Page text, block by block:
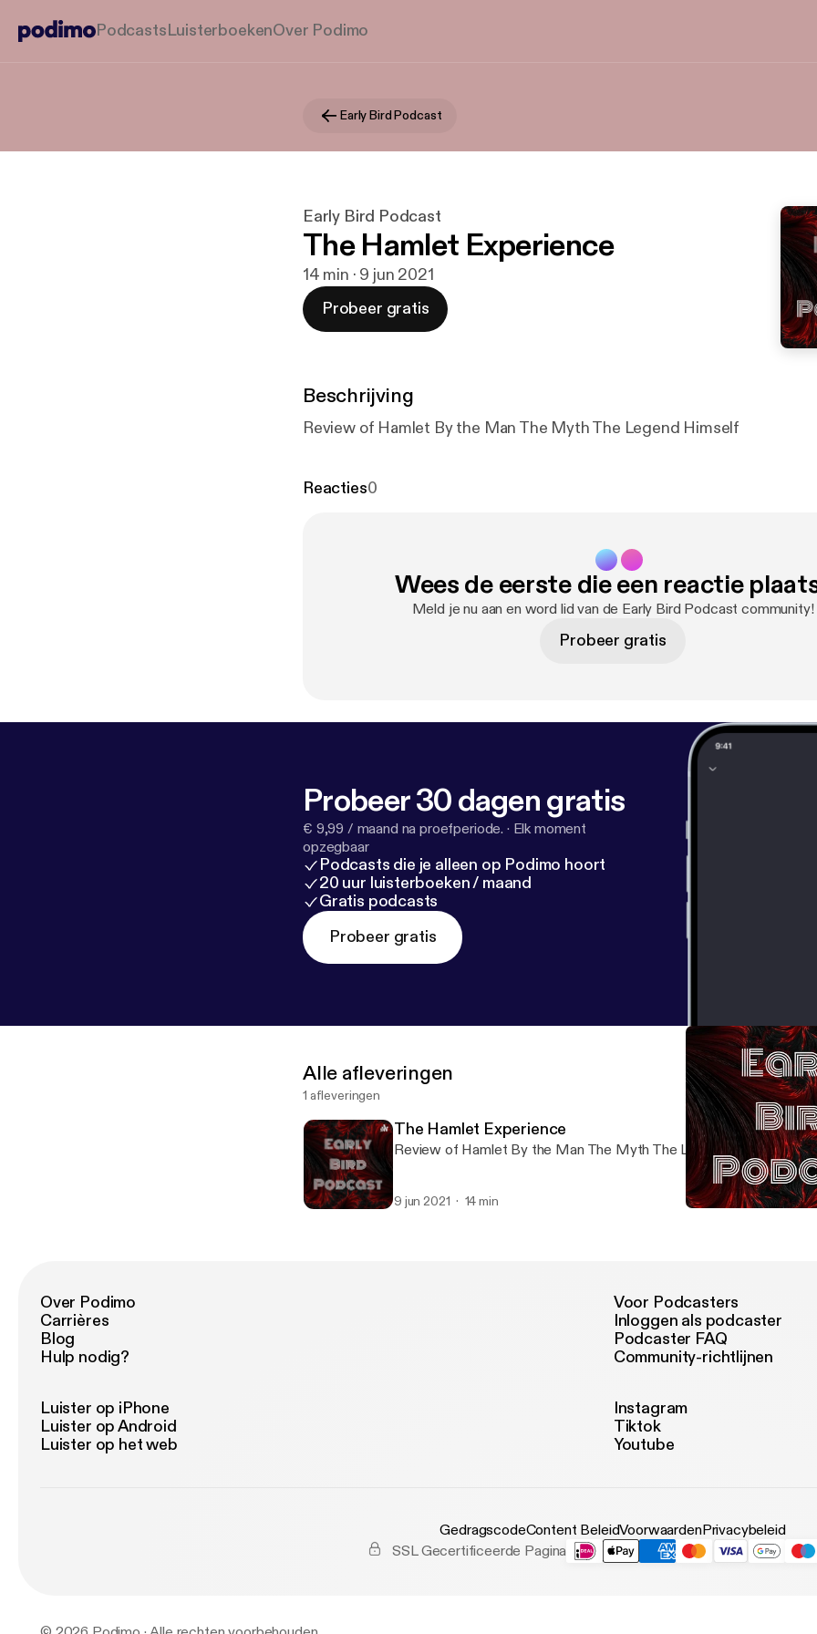
PodcastsLuisterboekenOver Podimo
Early Bird Podcast
Early Bird Podcast
The Hamlet Experience
14 min · 9 jun 2021
Probeer gratis
Beschrijving
Review of Hamlet By the Man The Myth The Legend Himself
Reacties0
Wees de eerste die een reactie
Meld je nu aan en word lid van de Early Bird Podcast community!
Probeer gratis
Probeer 30 dagen gratis
€ 9,99 / maand na proefperiode. · Elk moment
opzegbaar
Podcasts die je alleen op Podimo hoort
20 uur luisterboeken / maand
Gratis podcasts
Probeer gratis
Alle afleveringen
1 afleveringen
The Hamlet Experience
Review of Hamlet By the Man The Myth The Legend Himself
9 jun 2021 14 min
Over Podimo
Carrières
Blog
Hulp nodig?
Voor Podcasters
Inloggen als podcaster
Podcaster FAQ
Community-richtlijnen
Luister op iPhone
Luister op Android
Luister op het web
Instagram
Tiktok
Youtube
GedragscodeContent BeleidVoorwaardenPrivacybeleid
SSL Gecertificeerde Pagina